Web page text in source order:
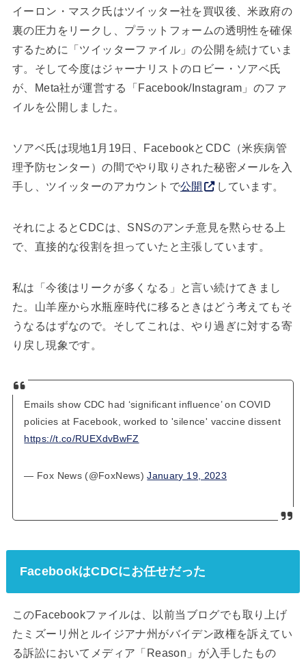
イーロン・マスク氏はツイッター社を買収後、米政府の
裏の圧力をリークし、プラットフォームの透明性を確保
するために「ツイッターファイル」の公開を続けていま
す。そして今度はジャーナリストのロビー・ソアベ氏
が、Meta社が運営する「Facebook/Instagram」のファ
イルを公開しました。
ソアベ氏は現地1月19日、FacebookとCDC（米疾病管
理予防センター）の間でやり取りされた秘密メールを入
手し、ツイッターのアカウントで公開 しています。
それによるとCDCは、SNSのアンチ意見を黙らせる上
で、直接的な役割を担っていたと主張しています。
私は「今後はリークが多くなる」と言い続けてきまし
た。山羊座から水瓶座時代に移るときはどう考えてもそ
うなるはずなので。そしてこれは、やり過ぎに対する寄
り戻し現象です。
Emails show CDC had ‘significant influence’ on COVID
policies at Facebook, worked to 'silence' vaccine dissent
https://t.co/RUEXdvBwFZ
— Fox News (@FoxNews)January 19, 2023
FacebookはCDCにお任せだった
このFacebookファイルは、以前当ブログでも取り上げ
たミズーリ州とルイジアナ州がバイデン政権を訴えてい
る訴訟においてメディア「Reason」が入手したもの